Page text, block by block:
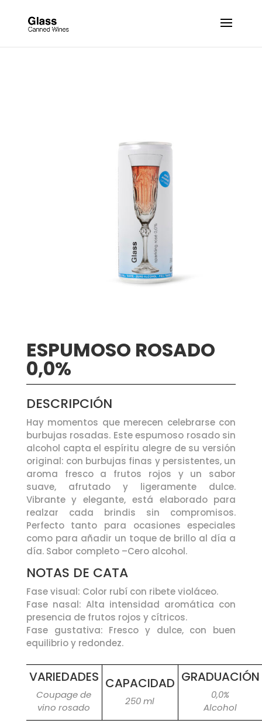
ESPUMOSO ROSADO
0,0%
DESCRIPCIÓN
Hay momentos que merecen celebrarse con
burbujas rosadas. Este espumoso rosado sin
alcohol capta el espíritu alegre de su versión
original: con burbujas finas y persistentes, un
aroma fresco a frutos rojos y un sabor
suave, afrutado y ligeramente dulce.
Vibrante y elegante, está elaborado para
realzar cada brindis sin compromisos.
Perfecto tanto para ocasiones especiales
como para añadir un toque de brillo al día a
día. Sabor completo –Cero alcohol.
NOTAS DE CATA
Fase visual: Color rubí con ribete violáceo.
Fase nasal: Alta intensidad aromática con
presencia de frutos rojos y cítricos.
Fase gustativa: Fresco y dulce, con buen
equilibrio y redondez.
VARIEDADES
Coupage de
vino rosado
CAPACIDAD
250 ml
GRADUACIÓN
0,0%
Alcohol